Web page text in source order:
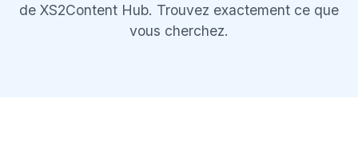
de XS2Content Hub. Trouvez exactement ce que
vous cherchez.